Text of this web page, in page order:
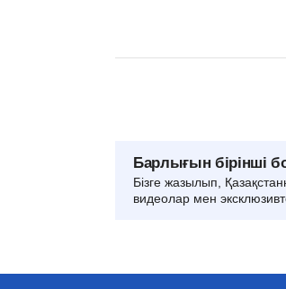
Барлығын бірінші
Бізге жазылып,
видеолар мен